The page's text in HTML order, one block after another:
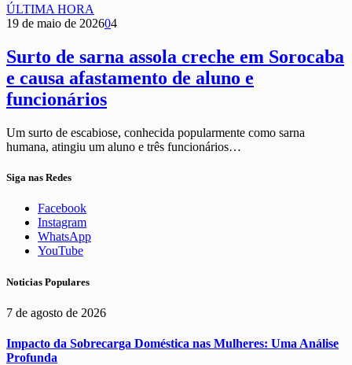
ÚLTIMA HORA
19 de maio de 202604
Surto de sarna assola creche em Sorocaba
e causa afastamento de aluno e
funcionários
Um surto de escabiose, conhecida popularmente como sarna
humana, atingiu um aluno e três funcionários…
Siga nas Redes
Facebook
Instagram
WhatsApp
YouTube
Noticias Populares
7 de agosto de 2026
Impacto da Sobrecarga Doméstica nas Mulheres: Uma Análise
Profunda